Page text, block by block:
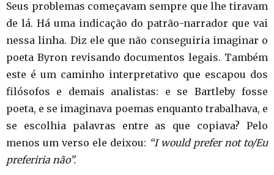
Seus problemas começavam sempre que lhe tiravam
de lá. Há uma indicação do patrão-narrador que vai
nessa linha. Diz ele que não conseguiria imaginar o
poeta Byron revisando documentos legais. Também
este é um caminho interpretativo que escapou dos
filósofos e demais analistas: e se Bartleby fosse
poeta, e se imaginava poemas enquanto trabalhava, e
se escolhia palavras entre as que copiava? Pelo
menos um verso ele deixou: “I would prefer not to/Eu
preferiria não”.